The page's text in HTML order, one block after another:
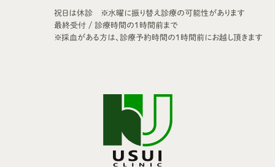
祝日は休診 ※水曜に振り替え診療の可能性があります
最終受付 / 診療時間の1時間前まで
※採血がある方は、診療予約時間の1時間前にお越し頂きます